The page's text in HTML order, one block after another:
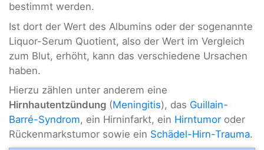
bestimmt werden.
Ist dort der Wert des Albumins oder der sogenannte
Liquor-Serum Quotient, also der Wert im Vergleich
zum Blut, erhöht, kann das verschiedene Ursachen
haben.
Hierzu zählen unter anderem eine
Hirnhautentzündung (Meningitis), das Guillain-
Barré-Syndrom, ein Hirninfarkt, ein Hirntumor oder
Rückenmarkstumor sowie ein Schädel-Hirn-Trauma.